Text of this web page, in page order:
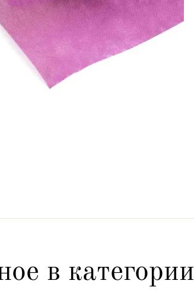
в категории